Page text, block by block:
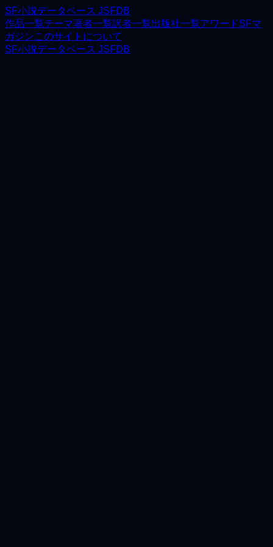
SF小説データベース JSFDB
作品一覧テーマ著者一覧訳者一覧出版社一覧アワードSFマ
ガジンこのサイトについて
SF小説データベース JSFDB